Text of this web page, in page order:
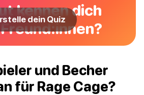
kennen dich
dein Quiz
und Becher
für Rage Cage?